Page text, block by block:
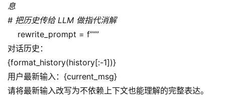
息
# 把历史传给 LLM 做指代消解
rewrite_prompt = f”””
对话历史：
{format_history(history[:-1])}
用户最新输入：{current_msg}
请将最新输入改写为不依赖上下文也能理解的完整表达。